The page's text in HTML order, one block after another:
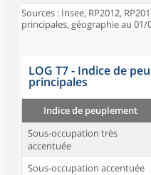
Sources : Insee, RP2012,
principales, géographie au 01/
LOG T7 - Indice de
principales
Indice de peuplement
Sous-occupation très
accentuée
Sous-occupation accentuée